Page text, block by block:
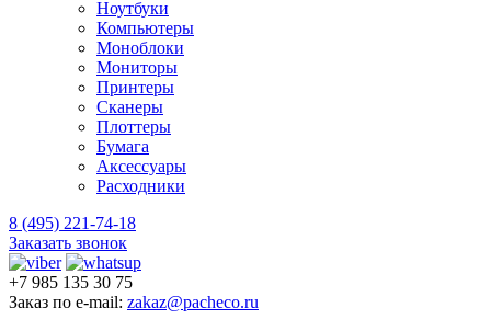
Ноутбуки
Компьютеры
Моноблоки
Мониторы
Принтеры
Сканеры
Плоттеры
Бумага
Аксессуары
Расходники
8 (495) 221-74-18
Заказать звонок
+7 985 135 30 75
Заказ по e-mail: zakaz@pacheco.ru